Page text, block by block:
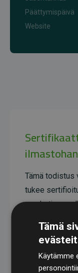
Päättymispäivä
Website
Tämä todistus
tukee
arvoketjunsa
joka
Kaikki
Tämä
Käytämme